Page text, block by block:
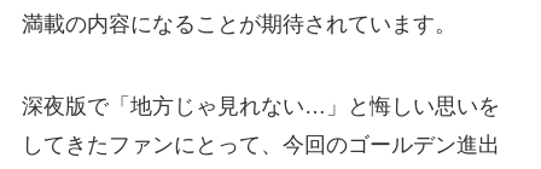
満載の内容になることが期待されています。
深夜版で「地方じゃ見れない…」と悔しい思いを
してきたファンにとって、今回のゴールデン進出